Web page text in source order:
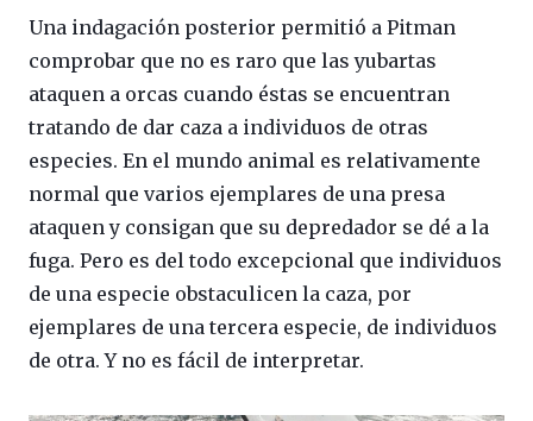
Una indagación posterior permitió a Pitman
comprobar que no es raro que las yubartas
ataquen a orcas cuando éstas se encuentran
tratando de dar caza a individuos de otras
especies. En el mundo animal es relativamente
normal que varios ejemplares de una presa
ataquen y consigan que su depredador se dé a la
fuga. Pero es del todo excepcional que individuos
de una especie obstaculicen la caza, por
ejemplares de una tercera especie, de individuos
de otra. Y no es fácil de interpretar.